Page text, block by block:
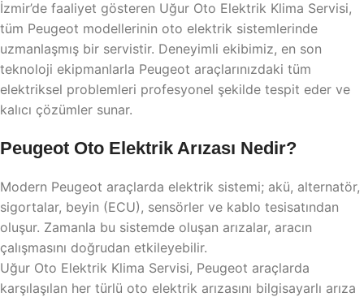
İzmir’de faaliyet gösteren Uğur Oto Elektrik Klima Servisi,
tüm Peugeot modellerinin oto elektrik sistemlerinde
uzmanlaşmış bir servistir. Deneyimli ekibimiz, en son
teknoloji ekipmanlarla Peugeot araçlarınızdaki tüm
elektriksel problemleri profesyonel şekilde tespit eder ve
kalıcı çözümler sunar.
Peugeot Oto Elektrik Arızası Nedir?
Modern Peugeot araçlarda elektrik sistemi; akü, alternatör,
sigortalar, beyin (ECU), sensörler ve kablo tesisatından
oluşur. Zamanla bu sistemde oluşan arızalar, aracın
çalışmasını doğrudan etkileyebilir.
Uğur Oto Elektrik Klima Servisi, Peugeot araçlarda
karşılaşılan her türlü oto elektrik arızasını bilgisayarlı arıza